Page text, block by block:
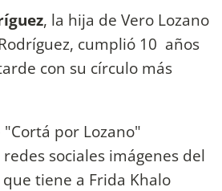
, la hija de Vero Lozano
cumplió 10 años
con su círculo más
por Lozano"
sociales imágenes del
tiene a Frida Khalo